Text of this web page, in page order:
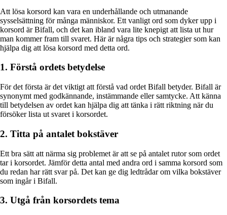
Att lösa korsord kan vara en underhållande och utmanande
sysselsättning för många människor. Ett vanligt ord som dyker upp i
korsord är Bifall, och det kan ibland vara lite knepigt att lista ut hur
man kommer fram till svaret. Här är några tips och strategier som kan
hjälpa dig att lösa korsord med detta ord.
1. Förstå ordets betydelse
För det första är det viktigt att förstå vad ordet Bifall betyder. Bifall är
synonymt med godkännande, instämmande eller samtycke. Att känna
till betydelsen av ordet kan hjälpa dig att tänka i rätt riktning när du
försöker lista ut svaret i korsordet.
2. Titta på antalet bokstäver
Ett bra sätt att närma sig problemet är att se på antalet rutor som ordet
tar i korsordet. Jämför detta antal med andra ord i samma korsord som
du redan har rätt svar på. Det kan ge dig ledtrådar om vilka bokstäver
som ingår i Bifall.
3. Utgå från korsordets tema